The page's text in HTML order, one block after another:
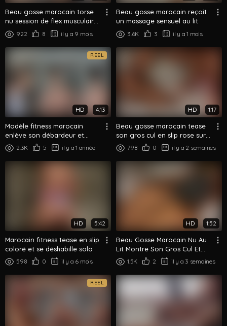
Beau gosse marocain torse
nu session de flex musculaire
- Clip posing rapide
922 8 il y a 9 mois
Beau gosse marocain reçoit
un massage sensuel au lit
3.6K 3 il y a 1 mois
REEL
HD 4:13
Modèle fitness marocain
enlève son débardeur et
contracte ses pecs découpés
2.3K 5 il y a 1 année
HD 1:17
Beau gosse marocain tease
son gros cul en slip rose sur
le lit798 0 il y a 2 semaines
HD 5:42
Marocain fitness tease en slip
coloré et se déshabille solo
598 0 il y a 6 mois
HD 1:52
Beau Gosse Marocain Nu Au
Lit Montre Son Gros Cul Et
Son Corps
1.5K 2 il y a 3 semaines
REEL